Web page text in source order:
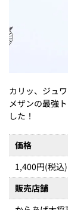
カリッ、ジュ
メザンの最強
した！
価格
1,400円(税込)
販売店舗